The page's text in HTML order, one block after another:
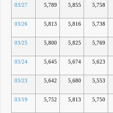
03/27 5,789 5,855 5,758
03/26 5,813 5,816 5,738
03/25 5,800 5,825 5,769
03/24 5,645 5,674 5,623
03/23 5,642 5,680 5,553
03/19 5,752 5,813 5,750